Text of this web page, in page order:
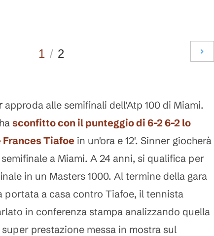
1 / 2
approda alle semifinali dell'Atp 100 di Miami.
sconfitto con il punteggio di 6-2 6-2 lo
Tiafoe in un'ora e 12'. Sinner giocherà
a Miami. A 24 anni, si qualifica per
in un Masters 1000. Al termine della gara
portata a casa contro Tiafoe, il tennista
in conferenza stampa analizzando quella
prestazione messa in mostra sul